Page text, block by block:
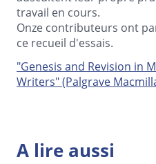
travail en cours.
Onze contributeurs ont
ce recueil d'essais.
"Genesis and Revision in
Writers" (Palgrave
A lire aussi